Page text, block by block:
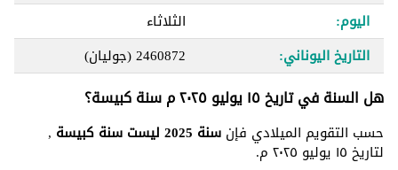
اليوم:
الثلاثاء
التاريخ اليوناني:
2460872(جوليان)
هل السنة في تاريخ ١٥ يوليو ٢٠٢٥ م سنة كبيسة؟
حسب التقويم الميلادي فإن سنة 2025 ليست سنة كبيسة ,
لتاريخ ١٥ يوليو ٢٠٢٥ م.